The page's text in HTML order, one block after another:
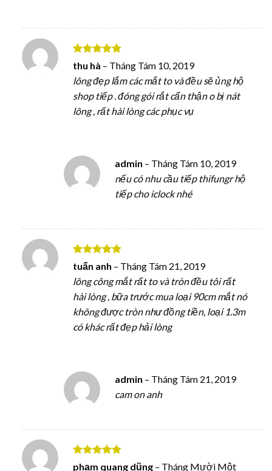
Được xếp
hạng5
sao
thu hà – Tháng Tám 10, 2019
lông đẹp lắm các mắt to và đều sẽ ủng hộ
shop tiếp . đóng gói rắt cẩn thận o bị nát
lông , rất hài lòng các phục vụ
admin – Tháng Tám 10, 2019
nếu có nhu cầu tiếp thifungr hộ
tiếp cho iclock nhé
Được xếp
hạng55
sao
tuấn anh – Tháng Tám 21, 2019
lông công mắt rất to và tròn đều tôi rất
hài lòng , bữa trước mua loại 90cm mắt nó
không được tròn như đồng tiền, loại 1.3m
có khác rất đẹp hải lòng
admin – Tháng Tám 21, 2019
cam on anh
Được xếp
phạm quang dũng – Tháng Mười Một